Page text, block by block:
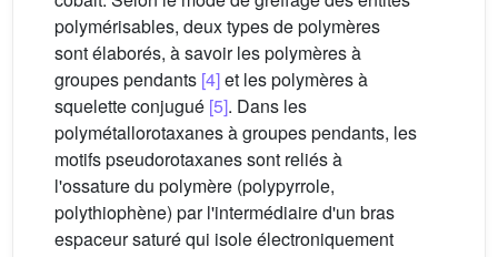
polymérisables, deux types de polymères
sont élaborés, à savoir les polymères à
groupes pendants [4]et les polymères à
squelette conjugué [5]. Dans les
polymétallorotaxanes à groupes pendants, les
motifs pseudorotaxanes sont reliés à
l'ossature du polymère (polypyrrole,
polythiophène) par l'intermédiaire d'un bras
espaceur saturé qui isole électroniquement